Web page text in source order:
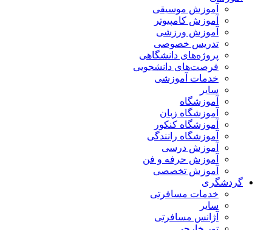
آموزش موسیقی
آموزش کامپیوتر
آموزش ورزشی
تدریس خصوصی
پروژه‌های دانشگاهی
فرصت‌های دانشجویی
خدمات آموزشی
سایر
آموزشگاه
آموزشگاه زبان
آموزشگاه کنکور
آموزشگاه رانندگی
آموزش درسی
آموزش حرفه و فن
آموزش تخصصی
گردشگری
خدمات مسافرتی
سایر
آژانس مسافرتی